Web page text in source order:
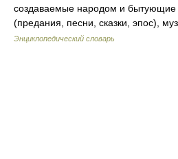
создаваемые народом и бытующие
(предания, песни, сказки, эпос),
Энциклопедический словарь